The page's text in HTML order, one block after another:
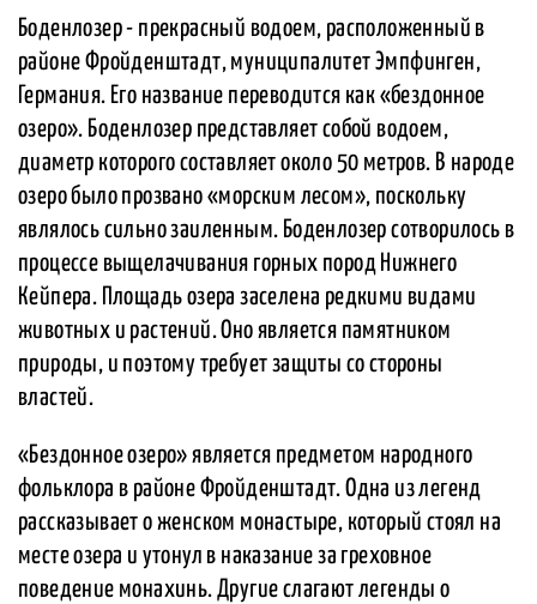
Боденлозер - прекрасный водоем, расположенный в
районе Фройденштадт, муниципалитет Эмпфинген,
Германия. Его название переводится как «бездонное
озеро». Боденлозер представляет собой водоем,
диаметр которого составляет около 50 метров. В народе
озеро было прозвано «морским лесом», поскольку
являлось сильно заиленным. Боденлозер сотворилось в
процессе выщелачивания горных пород Нижнего
Кейпера. Площадь озера заселена редкими видами
животных и растений. Оно является памятником
природы, и поэтому требует защиты со стороны
властей.
«Бездонное озеро» является предметом народного
фольклора в районе Фройденштадт. Одна из легенд
рассказывает о женском монастыре, который стоял на
месте озера и утонул в наказание за греховное
поведение монахинь. Другие слагают легенды о